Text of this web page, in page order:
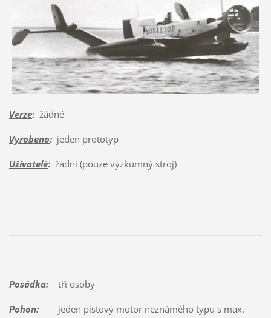
Verze:žádné
Vyrobeno:jeden prototyp
Uživatelé:žádní (pouze výzkumný stroj)
Posádka:tři osoby
Pohon:jeden pístový motor neznámého typu s max.